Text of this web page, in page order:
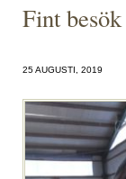
Fint
25 AUGUSTI, 2019